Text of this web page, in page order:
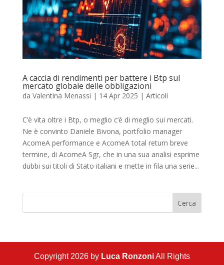
A caccia di rendimenti per battere i Btp sul
mercato globale delle obbligazioni
da Valentina Menassi | 14 Apr 2025 | Articoli
C’è vita oltre i Btp, o meglio c’è di meglio sui mercati.
Ne è convinto Daniele Bivona, portfolio manager
AcomeA performance e AcomeA total return breve
termine, di AcomeA Sgr, che in una sua analisi esprime
dubbi sui titoli di Stato italiani e mette in fila una serie...
Cerca
Copyright 2026 by Luca RonzoniAll Rights